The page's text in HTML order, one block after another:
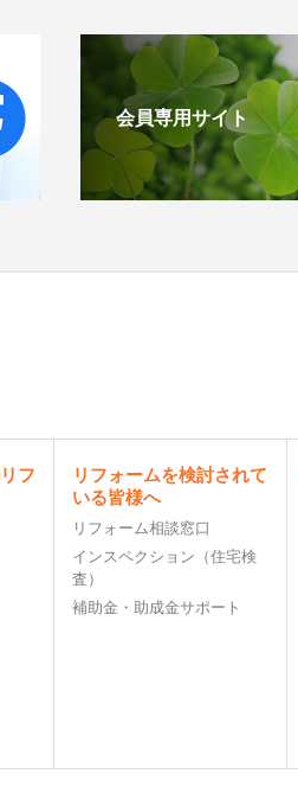
会員専用サイト
フ
リフォームを検討されて
いる皆様へ
リフォーム相談窓口
インスペクション（住宅検
査）
補助金・助成金サポート